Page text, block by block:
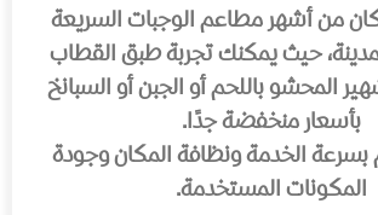
من أشهر مطاعم الوجبات السريعة
حيث يمكنك تجربة طبق القطاب
المحشو باللحم أو الجبن أو السبانخ
بأسعار منخفضة جدًا.
بسرعة الخدمة ونظافة المكان وجودة
المكونات المستخدمة.